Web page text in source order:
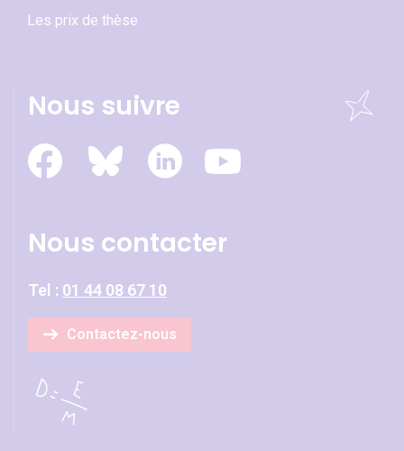
Les prix de thèse
Nous suivre
Nous contacter
Tel : 01 44 08 67 10
Contactez-nous